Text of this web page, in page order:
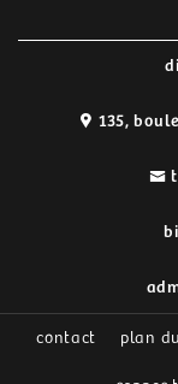
135,
contact plan